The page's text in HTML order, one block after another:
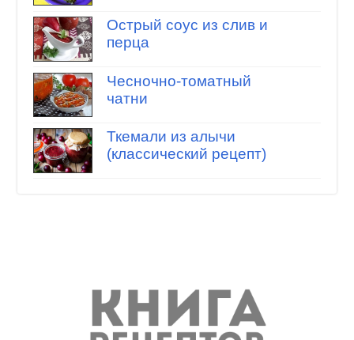
Острый соус из слив и
перца
Чесночно-томатный
чатни
Ткемали из алычи
(классический рецепт)